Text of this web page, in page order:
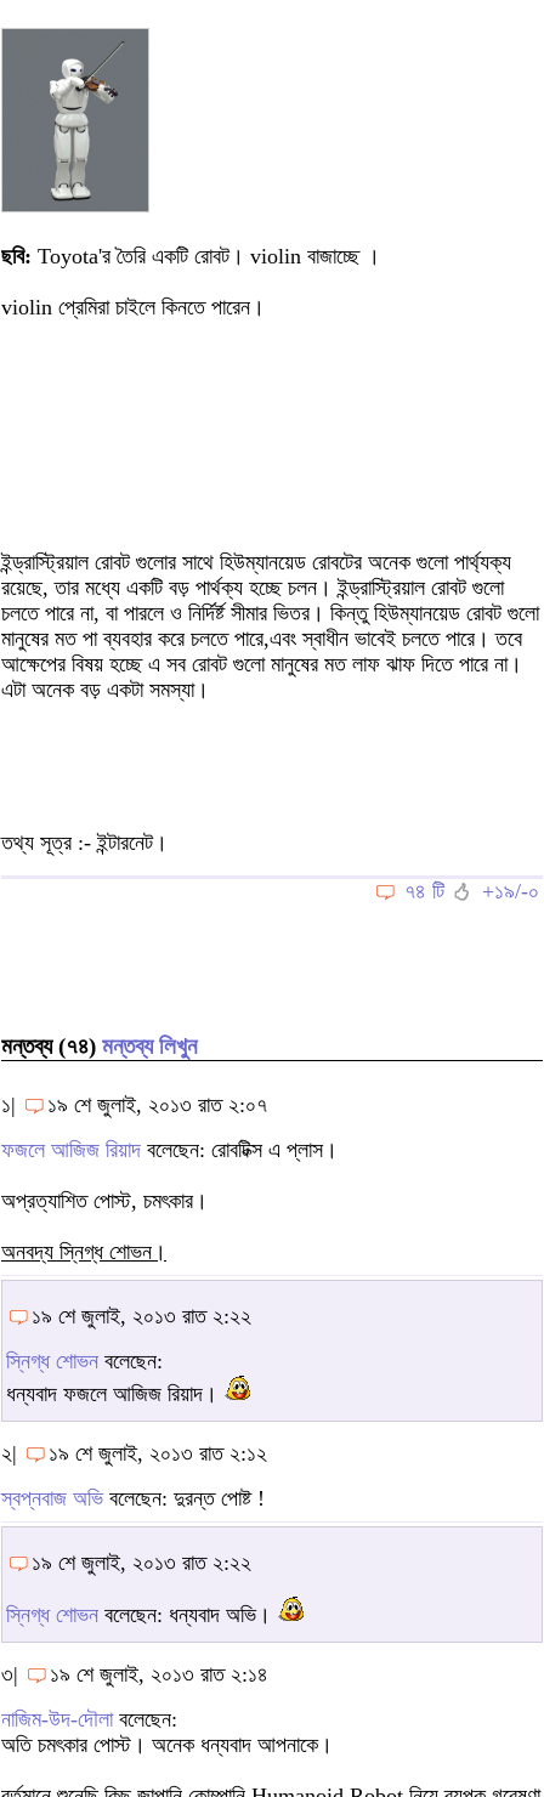
ছবি: Toyota'র তৈরি একটি রোবট। violin বাজাচ্ছে ।
violin প্রেমিরা চাইলে কিনতে পারেন।
ইন্ড্রাস্ট্রিয়াল রোবট গুলোর সাথে হিউম্যানয়েড রোবটের অনেক গুলো পার্থ্যক্য
রয়েছে, তার মধ্যে একটি বড় পার্থক্য হচ্ছে চলন। ইন্ড্রাস্ট্রিয়াল রোবট গুলো
চলতে পারে না, বা পারলে ও নির্দির্ষ্ট সীমার ভিতর। কিন্তু হিউম্যানয়েড রোবট গুলো
মানুষের মত পা ব্যবহার করে চলতে পারে,এবং স্বাধীন ভাবেই চলতে পারে। তবে
আক্ষেপের বিষয় হচ্ছে এ সব রোবট গুলো মানুষের মত লাফ ঝাফ দিতে পারে না।
এটা অনেক বড় একটা সমস্যা।
তথ্য সূত্র :- ইন্টারনেট।
৭৪ টি
+১৯/-০
মন্তব্য (৭৪) মন্তব্য লিখুন
১|
১৯ শে জুলাই, ২০১৩ রাত ২:০৭
ফজলে আজিজ রিয়াদ বলেছেন: রোবটিক্স এ প্লাস।
অপ্রত্যাশিত পোস্ট, চমৎকার।
অনবদ্য স্নিগ্ধ শোভন।
১৯ শে জুলাই, ২০১৩ রাত ২:২২
স্নিগ্ধ শোভন বলেছেন:
ধন্যবাদ ফজলে আজিজ রিয়াদ।
২|
১৯ শে জুলাই, ২০১৩ রাত ২:১২
স্বপ্নবাজ অভি বলেছেন: দুরন্ত পোষ্ট !
১৯ শে জুলাই, ২০১৩ রাত ২:২২
স্নিগ্ধ শোভন বলেছেন: ধন্যবাদ অভি।
৩|
১৯ শে জুলাই, ২০১৩ রাত ২:১৪
নাজিম-উদ-দৌলাবলেছেন:
অতি চমৎকার পোস্ট। অনেক ধন্যবাদ আপনাকে।